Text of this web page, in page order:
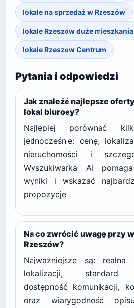
lokale na sprzedaż w Rzeszów
lokale Rzeszów duże mieszkania
lokale Rzeszów Centrum
Pytania i odpowiedzi
Jak znaleźć najlepsze
lokal biuroey?
Najlepiej porównać
jednocześnie: cenę,
nieruchomości i
Wyszukiwarka AI
wyniki i wskazać
propozycje.
Na co zwrócić uwagę przy
Rzeszów?
Najważniejsze są: realna
lokalizacji, standard
dostępność komunikacji,
oraz wiarygodność